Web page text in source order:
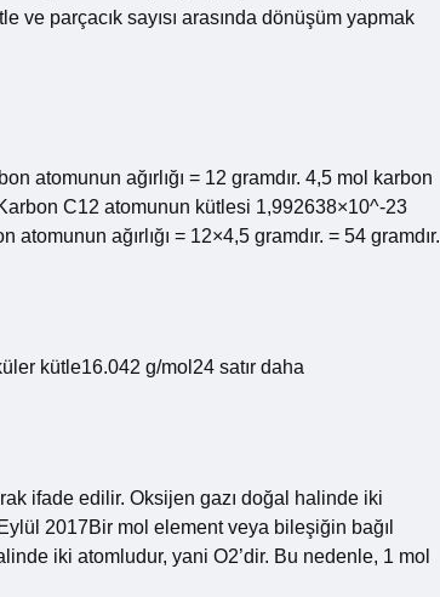
ve parçacık sayısı arasında dönüşüm yapmak
atomunun ağırlığı = 12 gramdır. 4,5 mol karbon
C12 atomunun kütlesi 1,992638×10^-23
atomunun ağırlığı = 12×4,5 gramdır. = 54 gramdır.
kütle16.042 g/mol24 satır daha
ifade edilir. Oksijen gazı doğal halinde iki
2017Bir mol element veya bileşiğin bağıl
iki atomludur, yani O2’dir. Bu nedenle, 1 mol